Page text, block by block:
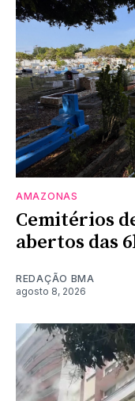
AMAZONAS
Cemitérios
abertos das
REDAÇÃO BMA
agosto 8, 2026